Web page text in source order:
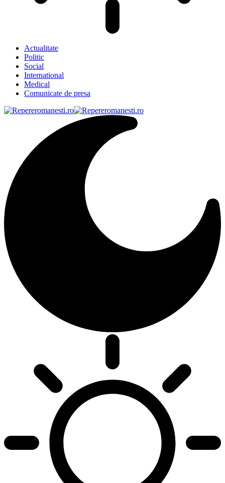
Actualitate
Politic
Social
International
Medical
Comunicate de presa